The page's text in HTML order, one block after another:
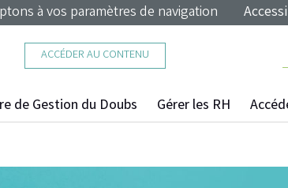
ACCÉDER AU CONTENU
à vos paramètres de navigation
de Gestion du Doubs Gérer les RH